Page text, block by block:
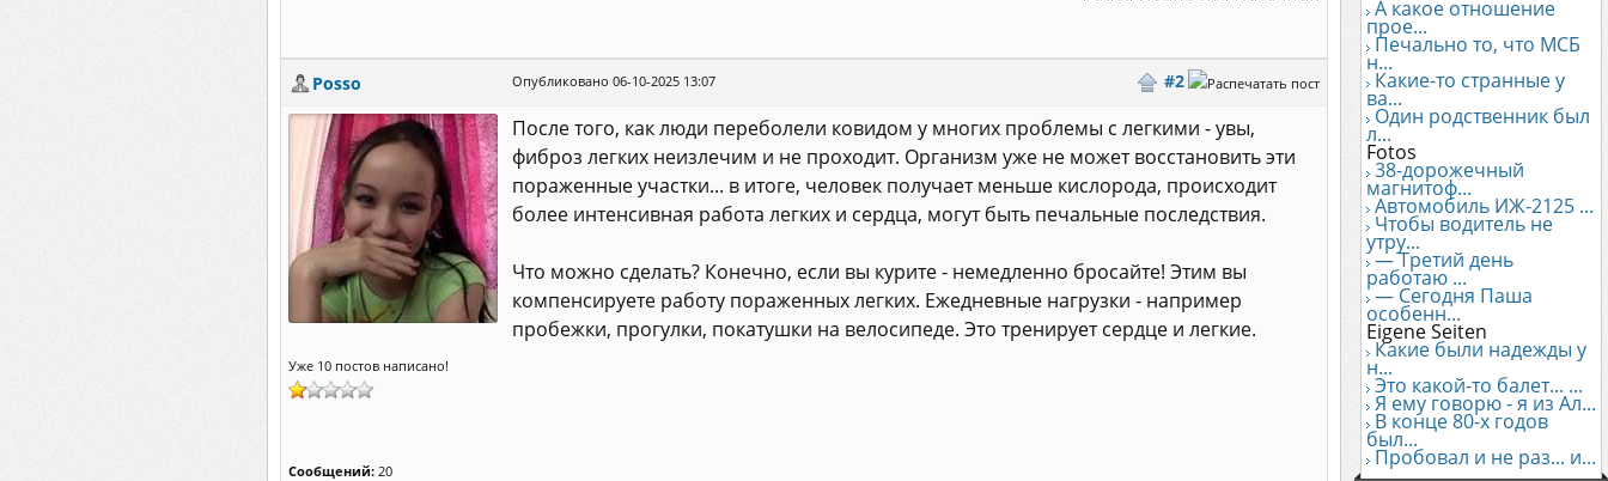
А какое отношение
прое...
Печально то, что МСБ
н...
Какие-то странные у
ва...
Один родственник был
л...
Fotos
38-дорожечный
магнитоф...
Автомобиль ИЖ-2125 ...
Чтобы водитель не
утру...
— Третий день
работаю ...
— Сегодня Паша
особенн...
Eigene Seiten
Какие были надежды у
н...
Это какой-то балет... ...
Я ему говорю - я из Ал...
В конце 80-х годов
был...
Пробовал и не раз... и...
Posso #2
Опубликовано 06-10-2025 13:07
Уже 10 постов написано!
Сообщений: 20
После того, как люди переболели ковидом у многих проблемы с легкими - увы,
фиброз легких неизлечим и не проходит. Организм уже не может восстановить эти
пораженные участки... в итоге, человек получает меньше кислорода, происходит
более интенсивная работа легких и сердца, могут быть печальные последствия.
Что можно сделать? Конечно, если вы курите - немедленно бросайте! Этим вы
компенсируете работу пораженных легких. Ежедневные нагрузки - например
пробежки, прогулки, покатушки на велосипеде. Это тренирует сердце и легкие.